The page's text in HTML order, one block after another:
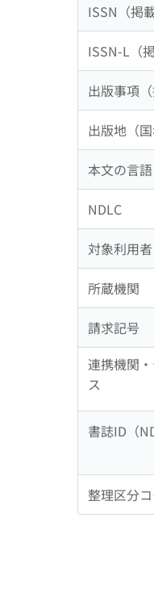
ISSN（掲載
ISSN-L（
出版事項（
出版地（国
本文の言
NDLC
対象利用者
所蔵機関
請求記号
連携機関
ス
書誌ID（
整理区分